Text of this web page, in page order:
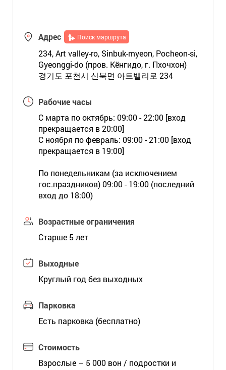
Адрес Поиск маршрута
234, Art valley-ro, Sinbuk-myeon, Pocheon-si,
Gyeonggi-do (пров. Кёнгидо, г. Пхочхон)
경기도 포천시 신북면 아트밸리로 234
Рабочие часы
С марта по октябрь: 09:00 - 22:00 [вход
прекращается в 20:00]
С ноября по февраль: 09:00 - 21:00 [вход
прекращается в 19:00]
По понедельникам (за исключением
гос.праздников) 09:00 - 19:00 (последний
вход до 18:00)
Возрастные ограничения
Старше 5 лет
Выходные
Круглый год без выходных
Парковка
Есть парковка (бесплатно)
Стоимость
Взрослые – 5 000 вон / подростки и